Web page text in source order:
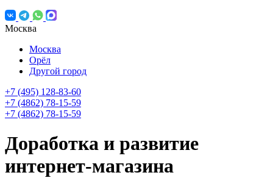
Москва
Москва
Орёл
Другой город
+7 (495) 128-83-60
+7 (4862) 78-15-59
+7 (4862) 78-15-59
Доработка и развитие
интернет-магазина